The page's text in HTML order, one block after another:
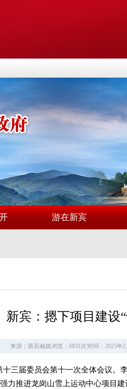
游在新宾
新宾：摁下项目建
来源：新宾融媒浏览：6831次'时间：2025年2
三届委员会第十一次全体会议
力推进龙岗山雪上运动中心项目